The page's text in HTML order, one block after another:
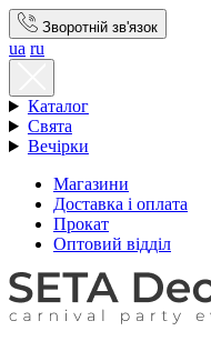
Зворотній зв'язок
ua ru
Каталог
Свята
Вечірки
Магазини
Доставка і оплата
Прокат
Оптовий відділ